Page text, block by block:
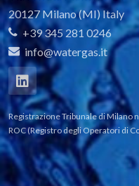
20127 Milano (MI) Italy
+39 345 281 0246
info@watergas.it
Registrazione Tribunale di Milano
ROC (Registro degli Operatori di